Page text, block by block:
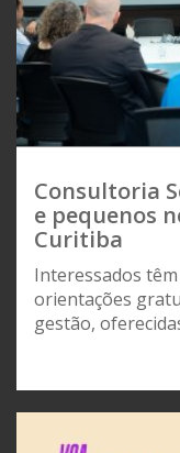
Consultoria
e pequenos
Curitiba
Interessados
orientações
gestão,